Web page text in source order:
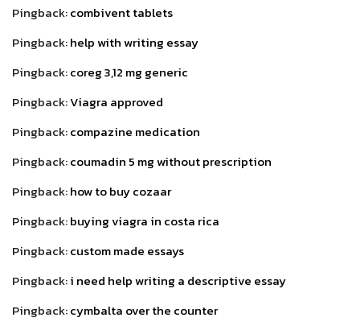
Pingback:combivent tablets
Pingback:help with writing essay
Pingback:coreg 3,12 mg generic
Pingback:Viagra approved
Pingback:compazine medication
Pingback:coumadin 5 mg without prescription
Pingback:how to buy cozaar
Pingback:buying viagra in costa rica
Pingback:custom made essays
Pingback:i need help writing a descriptive essay
Pingback:cymbalta over the counter